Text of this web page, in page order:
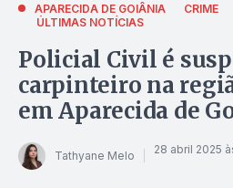
APARECIDA DE GOIÂNIA CRIME
ÚLTIMAS NOTÍCIAS
Policial Civil é
carpinteiro na
em Aparecida de
Tathyane Melo 28 abril 2025